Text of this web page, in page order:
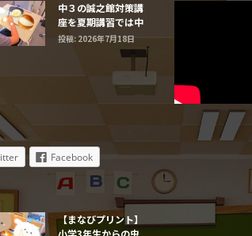
中３の誠之館対策講
座を夏期講習では中
学２年生と１年生に
投稿: 2026年7月18日
Facebook
【まなびプリント】
小学3年生からの虫